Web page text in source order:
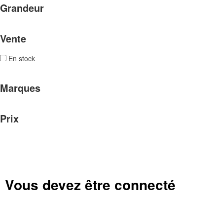
Grandeur
Vente
En stock
Marques
Prix
Vous devez être connecté